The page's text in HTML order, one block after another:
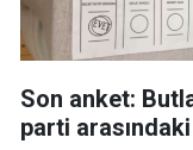
Son anket:
parti